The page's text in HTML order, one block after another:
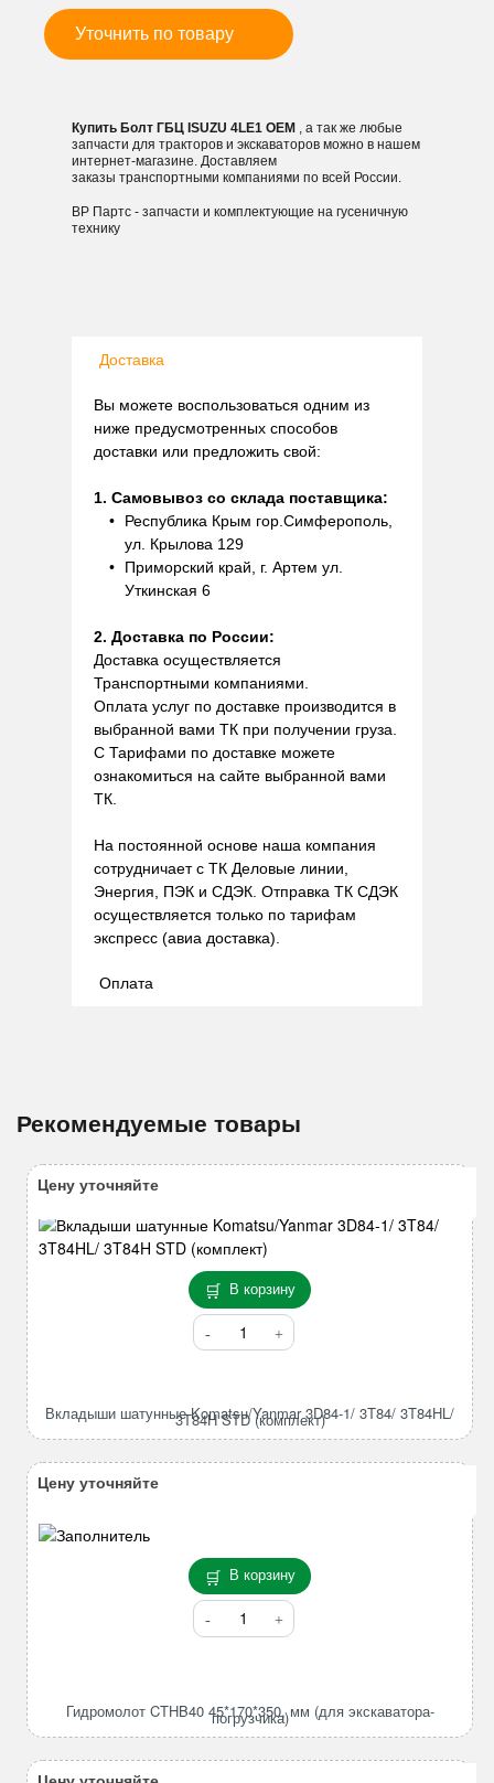
Уточнить по товару
Купить Болт ГБЦ ISUZU 4LE1 OEM , а так же любые
запчасти для тракторов и экскаваторов можно в нашем
интернет-магазине. Доставляем
заказы транспортными компаниями по всей России.
ВР Партс - запчасти и комплектующие на гусеничную
технику
Доставка
Вы можете воспользоваться одним из
ниже предусмотренных способов
доставки или предложить свой:
1. Самовывоз со склада поставщика:
Республика Крым гор.Симферополь,
ул. Крылова 129
Приморский край, г. Артем ул.
Уткинская 6
2. Доставка по России:
Доставка осуществляется
Транспортными компаниями.
Оплата услуг по доставке производится в
выбранной вами ТК при получении груза.
С Тарифами по доставке можете
ознакомиться на сайте выбранной вами
ТК.
На постоянной основе наша компания
сотрудничает с ТК Деловые линии,
Энергия, ПЭК и СДЭК. Отправка ТК СДЭК
осуществляется только по тарифам
экспресс (авиа доставка).
Оплата
Рекомендуемые товары
В корзину
Количество
товара
Komatsu/Yanmar
3D84-
1/
STD
(комплект)
Вкладыши шатунные Komatsu/Yanmar 3D84-1/ 3T84/ 3T84HL/
3T84H STD (комплект)
Цену уточняйте
В корзину
Количество
товара
45*170*350,
мм
Гидромолот CTHB40 45*170*350, мм (для экскаватора-
погрузчика)
Цену уточняйте